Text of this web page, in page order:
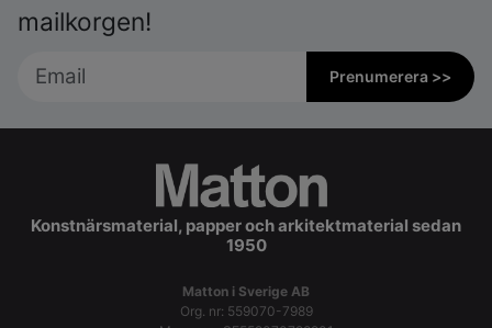
mailkorgen!
Prenumerera >>
Konstnärsmaterial, papper och arkitektmaterial sedan
1950
Matton i Sverige AB
Org. nr: 559070-7989